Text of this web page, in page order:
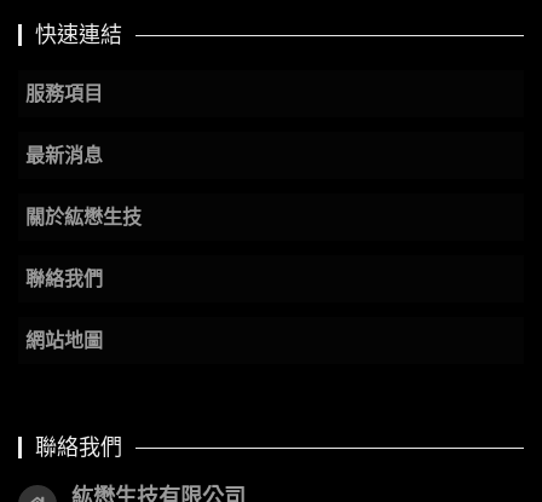
快速連結
服務項目
最新消息
關於紘懋生技
聯絡我們
網站地圖
聯絡我們